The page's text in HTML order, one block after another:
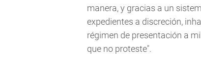
manera, y gracias a un
expedientes a discreción,
régimen de presentación a
que no proteste".